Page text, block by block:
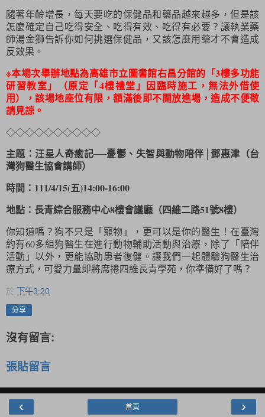
隨著年齡增長，每天要吃的保健品和藥品越來越多，但是該
怎麼確定自己吃得安全、吃得有效、吃得有必要？讓執業藥
師湯金獅告訴你如何挑選保健品，又該怎麼用藥才不會造成
反效果。
※本場次舉辦地點為高雄市立圖書館右昌分館的「3樓多功能
研習教室」（原定「4樓禮堂」因臨時施工，無法外借使
用），該場地座位有限，額滿後即不開放進場，造成不便敬
請見諒。
◇◇◇◇◇◇◇◇◇◇
主題：汪星人奇癒記──憂鬱、失智與動物陪伴│鄧惠津（台
灣狗醫生協會講師）
時間：111/4/15(五)14:00-16:00
地點：長青綜合服務中心8樓會議廳（四維二路51號8樓）
你知道嗎？狗不只是「寵物」，更可以是你的醫生！在臺灣
約有60多組狗醫生在進行動物輔助活動與治療，除了「陪伴
活動」以外，更能協助患者復健。讓我們一起體驗狗醫生治
療方式，可愛力量即將席捲四維長青學苑，你準備好了嗎？
於 下午3:20
分享
沒有留言:
張貼留言
‹ ›
首頁